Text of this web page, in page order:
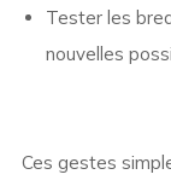
Tester les
nouvelles
Ces gestes